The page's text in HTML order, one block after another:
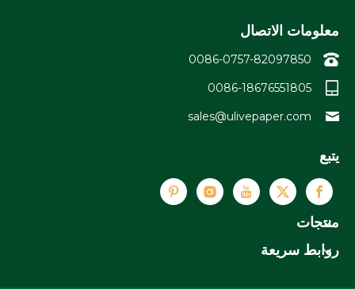
معلومات الاتصال
0086-0757-82097850
0086-18676551805
sales@ulivepaper.com
يتبع
منتجات
روابط سريعة